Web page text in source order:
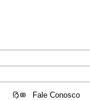
Fale Conosco